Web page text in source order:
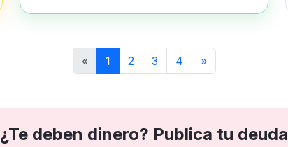
« 1 2 3 4 »
¿Te deben dinero? Publica tu deuda